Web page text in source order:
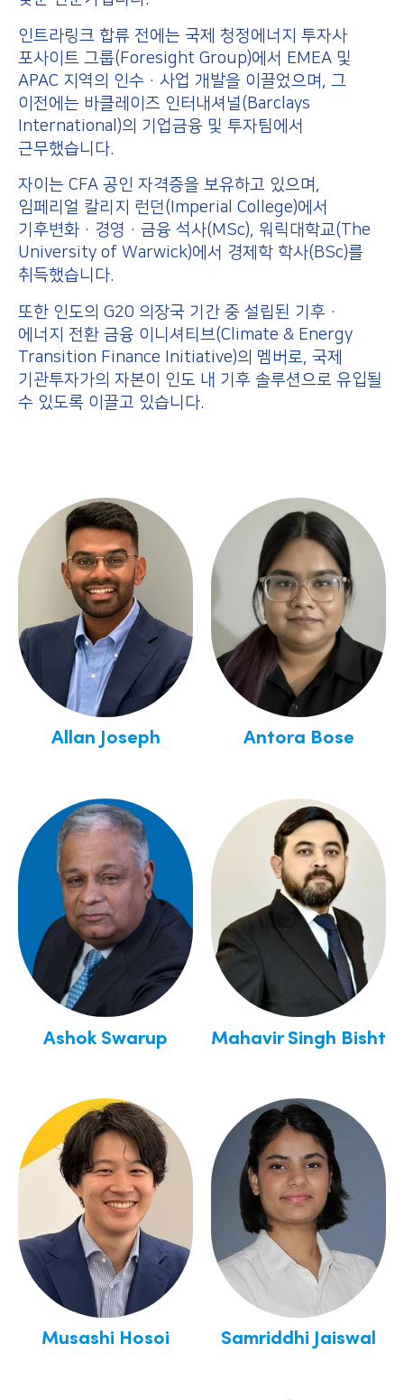
인트라링크 합류 전에는 국제 청정에너지 투자사
포사이트 그룹(Foresight Group)에서 EMEA 및
APAC 지역의 인수·사업 개발을 이끌었으며, 그
이전에는 바클레이즈 인터내셔널(Barclays
International)의 기업금융 및 투자팀에서
근무했습니다.
자이는 CFA 공인 자격증을 보유하고 있으며,
임페리얼 칼리지 런던(Imperial College)에서
기후변화·경영·금융 석사(MSc), 워릭대학교(The
University of Warwick)에서 경제학 학사(BSc)를
취득했습니다.
또한 인도의 G20 의장국 기간 중 설립된 기후·
에너지 전환 금융 이니셔티브(Climate & Energy
Transition Finance Initiative)의 멤버로, 국제
기관투자가의 자본이 인도 내 기후 솔루션으로 유입될
수 있도록 이끌고 있습니다.
Allan Joseph Antora Bose
Ashok Swarup Mahavir Singh Bisht
Musashi Hosoi Samriddhi Jaiswal